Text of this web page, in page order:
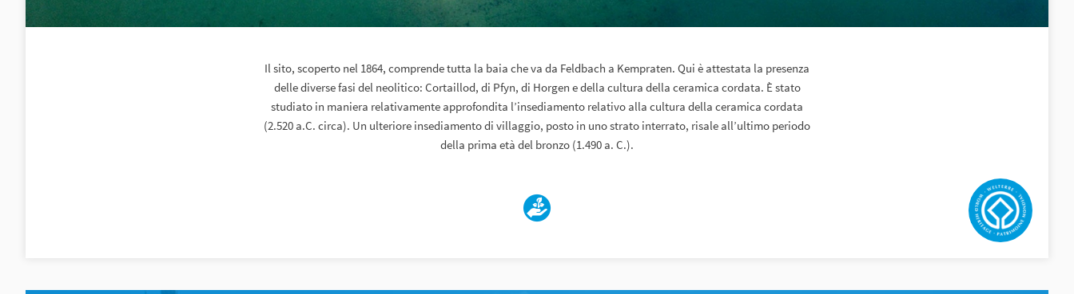
Il sito, scoperto nel 1864, comprende tutta la baia che va da Feldbach a Kempraten. Qui è attestata la presenza
delle diverse fasi del neolitico: Cortaillod, di Pfyn, di Horgen e della cultura della ceramica cordata. È stato
studiato in maniera relativamente approfondita l’insediamento relativo alla cultura della ceramica cordata
(2.520 a.C. circa). Un ulteriore insediamento di villaggio, posto in uno strato interrato, risale all’ultimo periodo
della prima età del bronzo (1.490 a. C.).